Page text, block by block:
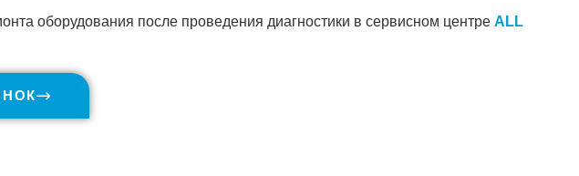
оборудования после проведения диагностики в сервисном центре ALL